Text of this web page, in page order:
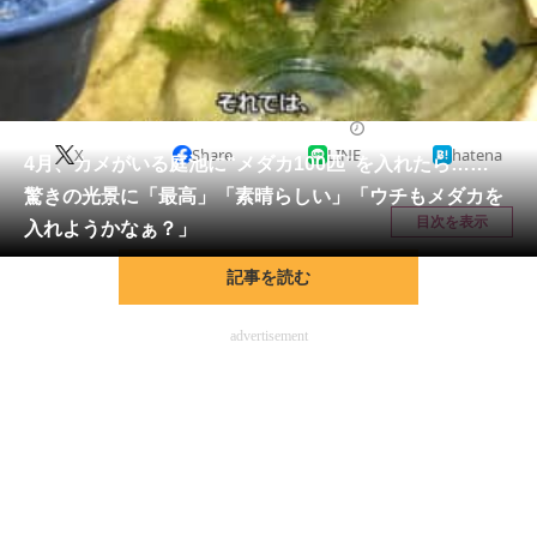
グルメ 地域
教育・育児
リサーチ
会員記事
メディア
注目記事を集めた総合ページ
4月、カメがいる庭池に“メダカ100匹”を入れたら……
驚きの光景に「最高」「素晴らしい」「ウチもメダカを
入れようかなぁ？」
X Share LINE hatena
目次を表示
記事を読む
advertisement